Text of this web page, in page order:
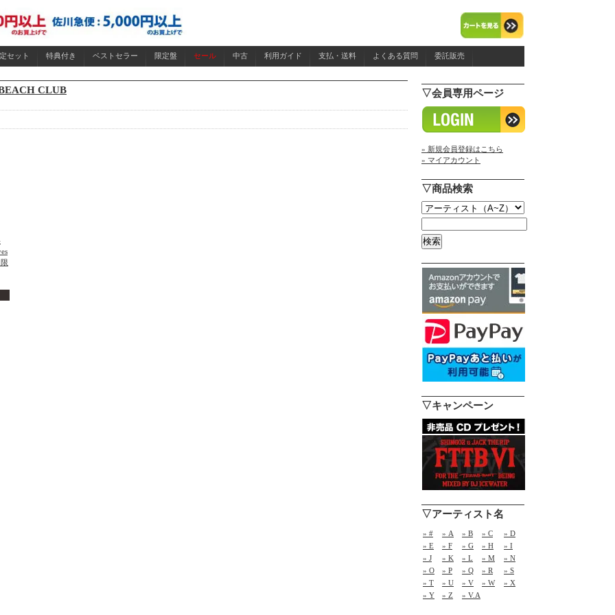
セット 特典付き ベストセラー 限定盤 セール 中古 利用ガイド 支払・送料 よくある質問 委託販売
CLUB ▽会員専用ページ
» 新規会員登録はこちら
» マイアカウント
▽商品検索
▽キャンペーン
▽アーティスト名
» # » A » B » C
» D
» E
» F » G » H
» I
» J
» K » L » M
» N
» O
» P » Q » R
» S
» T
» U » V » W
» X
» Y
» Z » V.A